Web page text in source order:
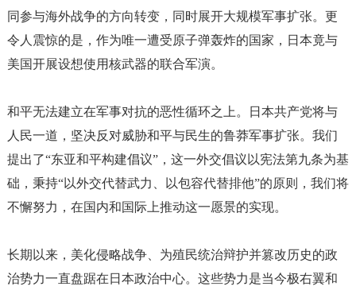
同参与海外战争的方向转变，同时展开大规模军事扩张。更
令人震惊的是，作为唯一遭受原子弹轰炸的国家，日本竟与
美国开展设想使用核武器的联合军演。
和平无法建立在军事对抗的恶性循环之上。日本共产党将与
人民一道，坚决反对威胁和平与民生的鲁莽军事扩张。我们
提出了“东亚和平构建倡议”，这一外交倡议以宪法第九条为基
础，秉持“以外交代替武力、以包容代替排他”的原则，我们将
不懈努力，在国内和国际上推动这一愿景的实现。
长期以来，美化侵略战争、为殖民统治辩护并篡改历史的政
治势力一直盘踞在日本政治中心。这些势力是当今极右翼和